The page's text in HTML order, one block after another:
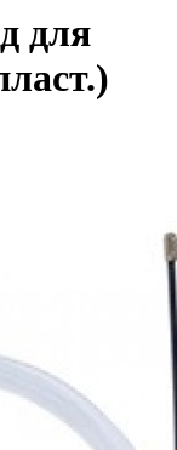
для